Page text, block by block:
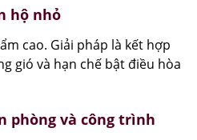
hộ nhỏ
cao. Giải pháp là kết hợp
gió và hạn chế bật điều hòa
phòng và công trình